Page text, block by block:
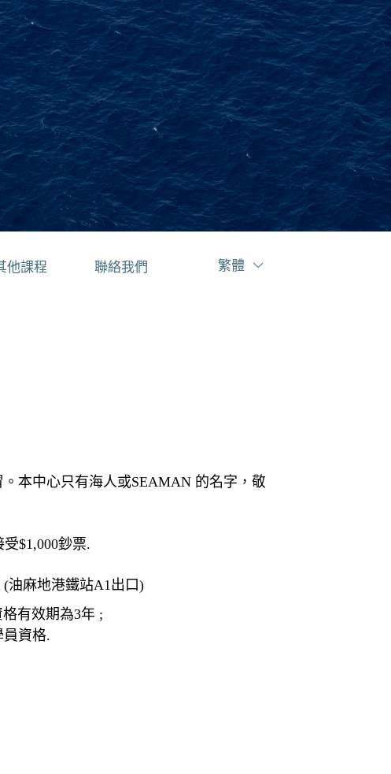
他課程 聯絡我們 繁體
本中心只有海人或SEAMAN 的名字，敬
$1,000鈔票.
(油麻地港鐵站A1出口)
有效期為3年 ;
資格.